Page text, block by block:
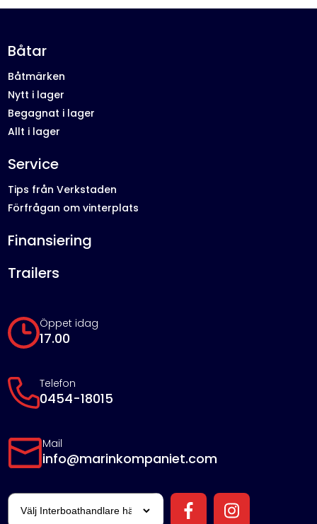
Öppet idag
17.00
Telefon
0454-18015
Mail
info@marinkompaniet.com
Båtar
Båtmärken
Nytt i lager
Begagnat i lager
Allt i lager
Service
Tips från Verkstaden
Förfrågan om vinterplats
Finansiering
Trailers